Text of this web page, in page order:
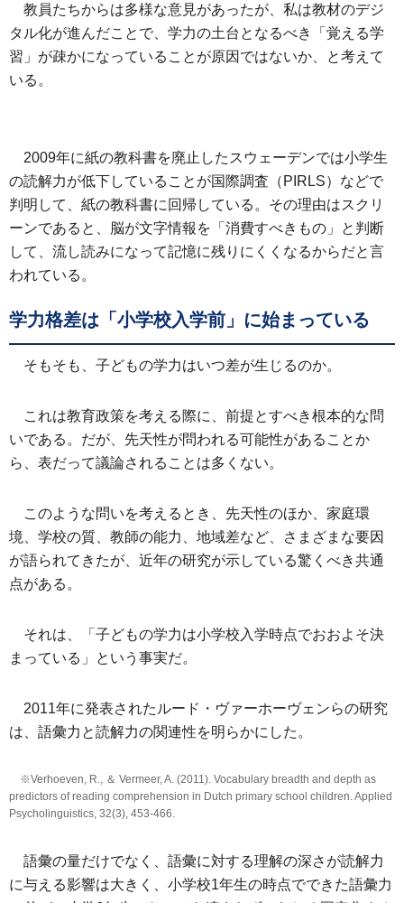
教員たちからは多様な意見があったが、私は教材のデジ
タル化が進んだことで、学力の土台となるべき「覚える学
習」が疎かになっていることが原因ではないか、と考えて
いる。
2009年に紙の教科書を廃止したスウェーデンでは小学生
の読解力が低下していることが国際調査（PIRLS）などで
判明して、紙の教科書に回帰している。その理由はスクリ
ーンであると、脳が文字情報を「消費すべきもの」と判断
して、流し読みになって記憶に残りにくくなるからだと言
われている。
学力格差は「小学校入学前」に始まっている
そもそも、子どもの学力はいつ差が生じるのか。
これは教育政策を考える際に、前提とすべき根本的な問
いである。だが、先天性が問われる可能性があることか
ら、表だって議論されることは多くない。
このような問いを考えるとき、先天性のほか、家庭環
境、学校の質、教師の能力、地域差など、さまざまな要因
が語られてきたが、近年の研究が示している驚くべき共通
点がある。
それは、「子どもの学力は小学校入学時点でおおよそ決
まっている」という事実だ。
2011年に発表されたルード・ヴァーホーヴェンらの研究
は、語彙力と読解力の関連性を明らかにした。
※Verhoeven, R., ＆ Vermeer, A. (2011). Vocabulary breadth and depth as
predictors of reading comprehension in Dutch primary school children. Applied
Psycholinguistics, 32(3), 453-466.
語彙の量だけでなく、語彙に対する理解の深さが読解力
に与える影響は大きく、小学校1年生の時点でできた語彙力